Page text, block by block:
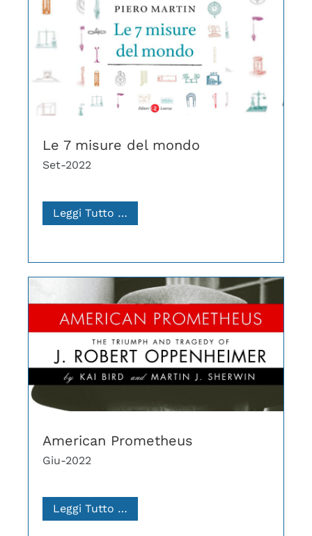
Le 7 misure del mondo
Set-2022
Leggi Tutto …
American Prometheus
Giu-2022
Leggi Tutto …